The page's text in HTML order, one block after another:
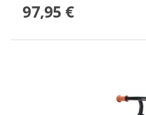
97,95 €